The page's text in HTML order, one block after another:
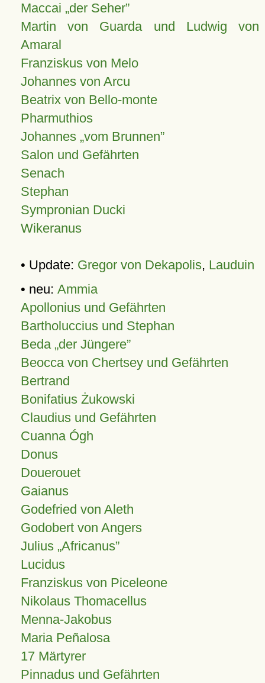
Maccai „der Seher”
Martin von Guarda und Ludwig von
Amaral
Franziskus von Melo
Johannes von Arcu
Beatrix von Bello-monte
Pharmuthios
Johannes vom Brunnen
Salon und Gefährten
Senach
Stephan
Sympronian Ducki
Wikeranus
• Update: Gregor von Dekapolis, Lauduin
• neu: Ammia
Apollonius und Gefährten
Bartholuccius und Stephan
Beda „der Jüngere”
Beocca von Chertsey und Gefährten
Bertrand
Bonifatius Żukowski
Claudius und Gefährten
Cuanna Ógh
Donus
Douerouet
Gaianus
Godefried von Aleth
Godobert von Angers
Julius Africanus
Lucidus
Franziskus von Piceleone
Nikolaus Thomacellus
Menna-Jakobus
Maria Peñalosa
17 Märtyrer
Pinnadus und Gefährten